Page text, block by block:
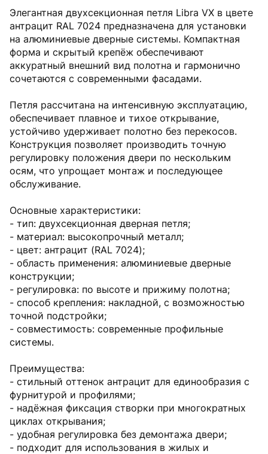
Элегантная двухсекционная петля Libra VX в цвете
антрацит RAL 7024 предназначена для установки
на алюминиевые дверные системы. Компактная
форма и скрытый крепёж обеспечивают
аккуратный внешний вид полотна и гармонично
сочетаются с современными фасадами.
Петля рассчитана на интенсивную эксплуатацию,
обеспечивает плавное и тихое открывание,
устойчиво удерживает полотно без перекосов.
Конструкция позволяет производить точную
регулировку положения двери по нескольким
осям, что упрощает монтаж и последующее
обслуживание.
Основные характеристики:
- тип: двухсекционная дверная петля;
- материал: высокопрочный металл;
- цвет: антрацит (RAL 7024);
- область применения: алюминиевые дверные
конструкции;
- регулировка: по высоте и прижиму полотна;
- способ крепления: накладной, с возможностью
точной подстройки;
- совместимость: современные профильные
системы.
Преимущества:
- стильный оттенок антрацит для единообразия с
фурнитурой и профилями;
- надёжная фиксация створки при многократных
циклах открывания;
- удобная регулировка без демонтажа двери;
- подходит для использования в жилых и